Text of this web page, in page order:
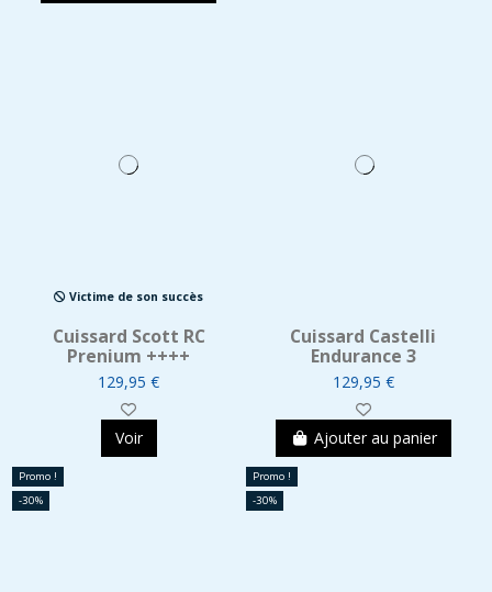
Victime de son succès
Cuissard Scott RC
Prenium ++++
129,95 €
Voir
Cuissard Castelli
Endurance 3
129,95 €
Ajouter au panier
Promo !
-30%
Promo !
-30%